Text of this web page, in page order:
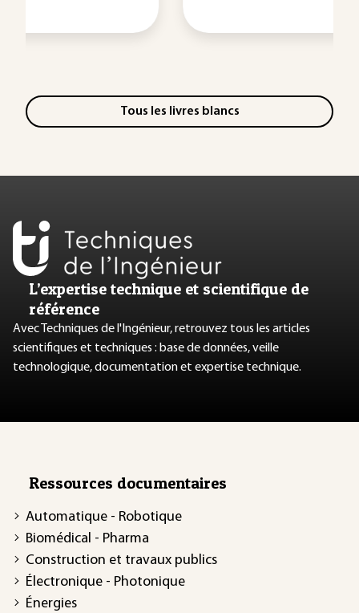
Tous les livres blancs
L’expertise technique et scientifique de
référence
Avec Techniques de l'Ingénieur, retrouvez tous les articles
scientifiques et techniques : base de données, veille
technologique, documentation et expertise technique.
Ressources documentaires
Automatique - Robotique
Biomédical - Pharma
Construction et travaux publics
Électronique - Photonique
Énergies